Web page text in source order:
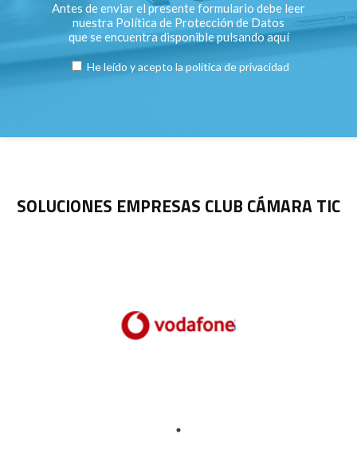
Antes de enviar el presente formulario debe leer
nuestra Política de Protección de Datos
que se encuentra disponible pulsandoaquí
He leído y acepto la política de privacidad
SOLUCIONES EMPRESAS CLUB CÁMARA TIC